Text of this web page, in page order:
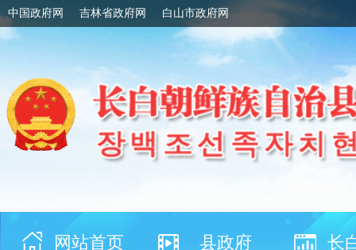
中国政府网 吉林省政府网 白山市政府网
网站首页 县政府 长